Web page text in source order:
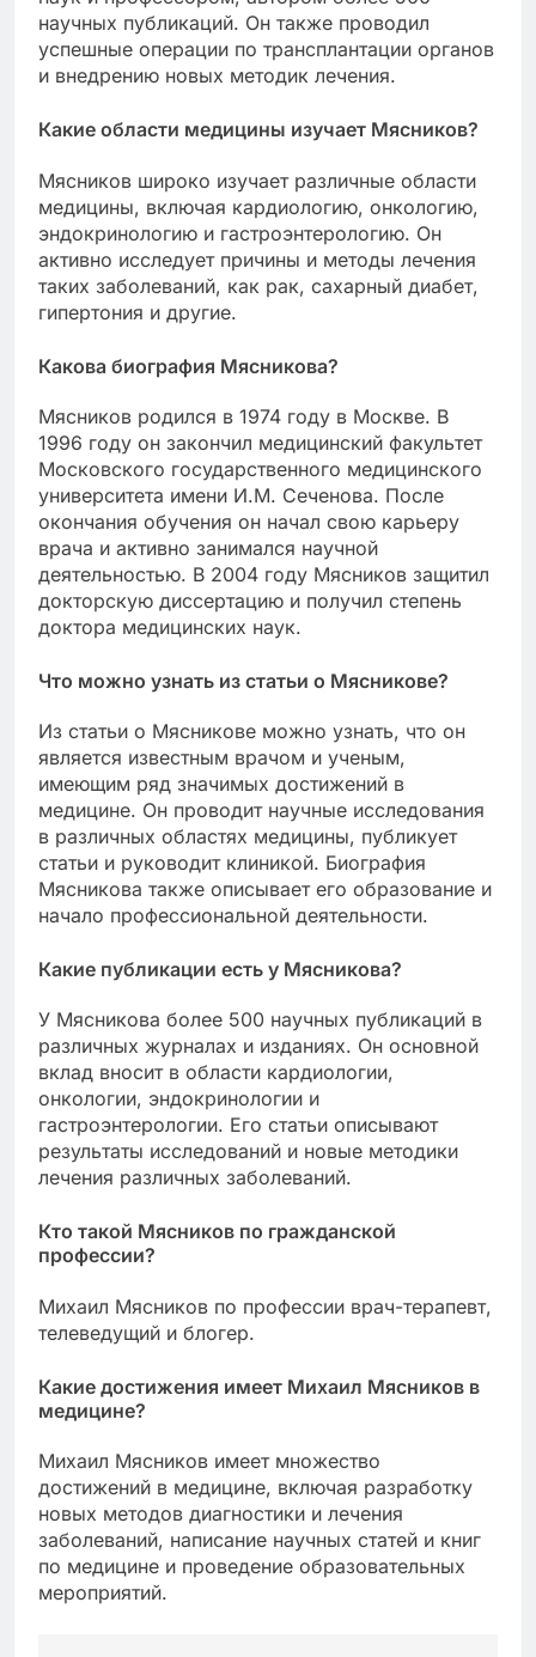
научных публикаций. Он также проводил
успешные операции по трансплантации органов
и внедрению новых методик лечения.
Какие области медицины изучает Мясников?
Мясников широко изучает различные области
медицины, включая кардиологию, онкологию,
эндокринологию и гастроэнтерологию. Он
активно исследует причины и методы лечения
таких заболеваний, как рак, сахарный диабет,
гипертония и другие.
Какова биография Мясникова?
Мясников родился в 1974 году в Москве. В
1996 году он закончил медицинский факультет
Московского государственного медицинского
университета имени И.М. Сеченова. После
окончания обучения он начал свою карьеру
врача и активно занимался научной
деятельностью. В 2004 году Мясников защитил
докторскую диссертацию и получил степень
доктора медицинских наук.
Что можно узнать из статьи о Мясникове?
Из статьи о Мясникове можно узнать, что он
является известным врачом и ученым,
имеющим ряд значимых достижений в
медицине. Он проводит научные исследования
в различных областях медицины, публикует
статьи и руководит клиникой. Биография
Мясникова также описывает его образование и
начало профессиональной деятельности.
Какие публикации есть у Мясникова?
У Мясникова более 500 научных публикаций в
различных журналах и изданиях. Он основной
вклад вносит в области кардиологии,
онкологии, эндокринологии и
гастроэнтерологии. Его статьи описывают
результаты исследований и новые методики
лечения различных заболеваний.
Кто такой Мясников по гражданской
профессии?
Михаил Мясников по профессии врач-терапевт,
телеведущий и блогер.
Какие достижения имеет Михаил Мясников в
медицине?
Михаил Мясников имеет множество
достижений в медицине, включая разработку
новых методов диагностики и лечения
заболеваний, написание научных статей и книг
по медицине и проведение образовательных
мероприятий.